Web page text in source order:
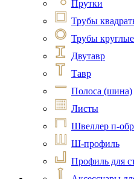
Прутки
Трубы
Трубы круглые
Двутавр
Тавр
Полоса (шина)
Листы
Швеллер п-
Ш-профиль
Профиль для